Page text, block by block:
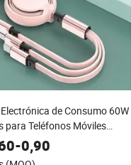
de Consumo 60W
para Teléfonos Móviles
Cargador de Viaje
-0,90